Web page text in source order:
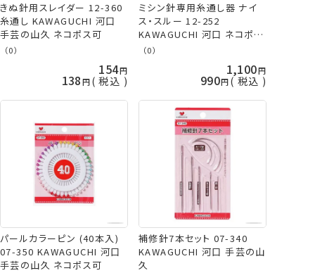
きぬ針用スレイダー 12-360
糸通し KAWAGUCHI 河口
手芸の山久 ネコポス可
（0）
154
138 税込
ミシン針専用糸通し器 ナイ
ス・スルー 12-252
KAWAGUCHI 河口 ネコポス
可 手芸の山久
（0）
1,100
990 税込
パールカラーピン (40本入)
07-350 KAWAGUCHI 河口
手芸の山久 ネコポス可
補修針7本セット 07-340
KAWAGUCHI 河口 手芸の山
久